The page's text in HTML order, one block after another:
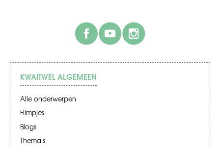
facebook
KWAITWEL ALGEMEEN
Alle onderwerpen
Filmpjes
Blogs
Thema's